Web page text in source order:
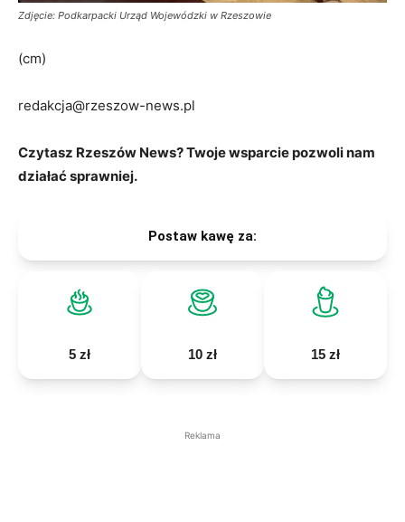
Zdjęcie: Podkarpacki Urząd Wojewódzki w Rzeszowie
(cm)
redakcja@rzeszow-news.pl
Czytasz Rzeszów News? Twoje wsparcie pozwoli nam
działać sprawniej.
Postaw kawę za:
5 zł 10 zł 15 zł
Reklama